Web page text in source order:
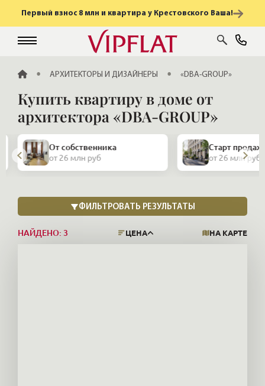
Первый взнос 8 млн и квартира у Крестовского Ваша!
ГЛАВНАЯАРХИТЕКТОРЫ И ДИЗАЙНЕРЫ «DBA-GROUP»
Купить квартиру в доме от
архитектора «DBA-GROUP»
От собственника
от 26 млн руб
Старт продаж
от 26 млн руб
НАЙДЕНО: 3 ЦЕНА НА КАРТЕ